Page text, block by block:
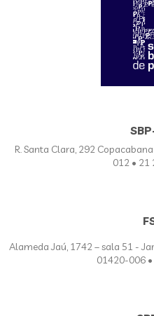
R. Santa Clara, 292
012 •
Alameda Jaú, 1742 – sala 51 -
01420-006